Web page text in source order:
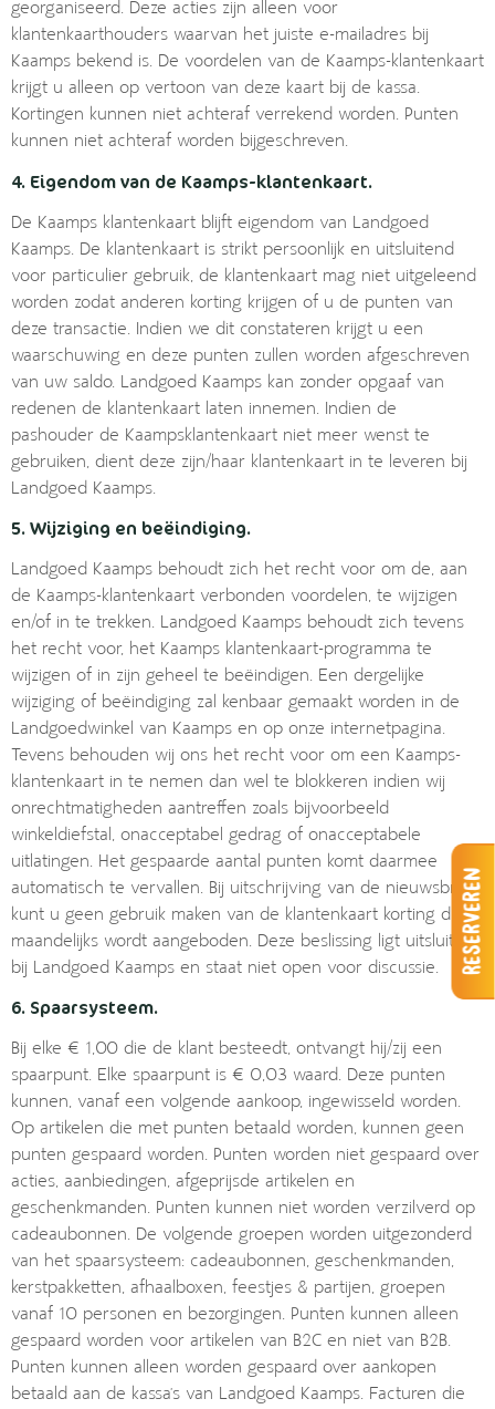
georganiseerd. Deze acties zijn alleen voor
klantenkaarthouders waarvan het juiste e-mailadres bij
Kaamps bekend is. De voordelen van de Kaamps-klantenkaart
krijgt u alleen op vertoon van deze kaart bij de kassa.
Kortingen kunnen niet achteraf verrekend worden. Punten
kunnen niet achteraf worden bijgeschreven.
4. Eigendom van de Kaamps-klantenkaart.
De Kaamps klantenkaart blijft eigendom van Landgoed
Kaamps. De klantenkaart is strikt persoonlijk en uitsluitend
voor particulier gebruik, de klantenkaart mag niet uitgeleend
worden zodat anderen korting krijgen of u de punten van
deze transactie. Indien we dit constateren krijgt u een
waarschuwing en deze punten zullen worden afgeschreven
van uw saldo. Landgoed Kaamps kan zonder opgaaf van
redenen de klantenkaart laten innemen. Indien de
pashouder de Kaampsklantenkaart niet meer wenst te
gebruiken, dient deze zijn/haar klantenkaart in te leveren bij
Landgoed Kaamps.
5. Wijziging en beëindiging.
Landgoed Kaamps behoudt zich het recht voor om de, aan
de Kaamps-klantenkaart verbonden voordelen, te wijzigen
en/of in te trekken. Landgoed Kaamps behoudt zich tevens
het recht voor, het Kaamps klantenkaart-programma te
wijzigen of in zijn geheel te beëindigen. Een dergelijke
wijziging of beëindiging zal kenbaar gemaakt worden in de
Landgoedwinkel van Kaamps en op onze internetpagina.
Tevens behouden wij ons het recht voor om een Kaamps-
klantenkaart in te nemen dan wel te blokkeren indien wij
onrechtmatigheden aantreffen zoals bijvoorbeeld
winkeldiefstal, onacceptabel gedrag of onacceptabele
uitlatingen. Het gespaarde aantal punten komt daarmee
automatisch te vervallen. Bij uitschrijving van de nieuwsbrief
kunt u geen gebruik maken van de klantenkaart korting die
maandelijks wordt aangeboden. Deze beslissing ligt uitsluitend
bij Landgoed Kaamps en staat niet open voor discussie.
6. Spaarsysteem.
Bij elke € 1,00 die de klant besteedt, ontvangt hij/zij een
spaarpunt. Elke spaarpunt is € 0,03 waard. Deze punten
kunnen, vanaf een volgende aankoop, ingewisseld worden.
Op artikelen die met punten betaald worden, kunnen geen
punten gespaard worden. Punten worden niet gespaard over
acties, aanbiedingen, afgeprijsde artikelen en
geschenkmanden. Punten kunnen niet worden verzilverd op
cadeaubonnen. De volgende groepen worden uitgezonderd
van het spaarsysteem: cadeaubonnen, geschenkmanden,
kerstpakketten, afhaalboxen, feestjes & partijen, groepen
vanaf 10 personen en bezorgingen. Punten kunnen alleen
gespaard worden voor artikelen van B2C en niet van B2B.
Punten kunnen alleen worden gespaard over aankopen
betaald aan de kassa’s van Landgoed Kaamps. Facturen die
Reserveren